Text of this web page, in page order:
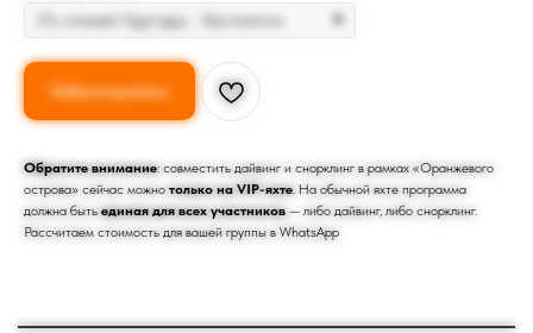
Забронировать
Обратите внимание: совместить дайвинг и снорклинг в рамках «Оранжевого
острова» сейчас можно только на VIP-яхте . На обычной яхте программа
должна бытьединая для всех участников — либо дайвинг, либо снорклинг.
Рассчитаем стоимость для вашей группы в WhatsApp